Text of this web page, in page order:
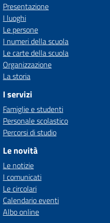
Presentazione
I luoghi
Le persone
I numeri della scuola
Le carte della scuola
Organizzazione
La storia
I servizi
Famiglie e studenti
Personale scolastico
Percorsi di studio
Le novità
Le notizie
I comunicati
Le circolari
Calendario eventi
Albo online